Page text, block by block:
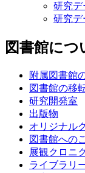
研究デ
研究デ
図書館につ
附属図書館
図書館の移
研究開発室
出版物
オリジナル
図書館への
展観クロニ
ライブラリ